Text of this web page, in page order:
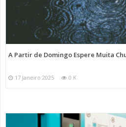
A Partir de Domingo Espere Muita
17 Janeiro 2025 0 K